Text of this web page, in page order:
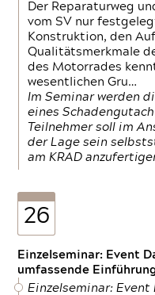
Der Reparaturweg
vom SV nur
Konstruktion, den
Qualitätsmerkmale
des Motorrades
wesentlichen Gru…
Im Seminar werden
eines
Teilnehmer soll im
der Lage sein
am KRAD
26
Einzelseminar: Event
umfassende
Einzelseminar: Event